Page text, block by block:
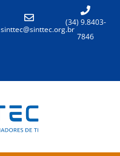
sinttec@sinttec.org.br
(34) 9.8403-
7846